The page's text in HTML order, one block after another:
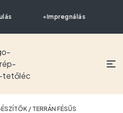
Impregnálás
/ TERRÁN FÉSŰS